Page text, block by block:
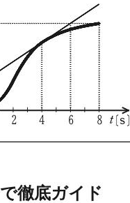
徹底ガイド